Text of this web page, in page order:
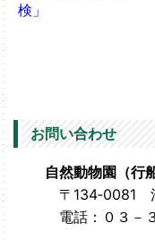
検」
お問い合わせ
自然動物園（行
〒134‐0081
電話：０３－